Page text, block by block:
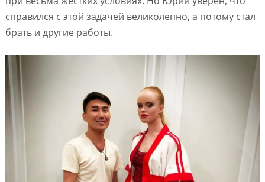
справился с этой задачей великолепно, а потому стал
брать и другие работы.